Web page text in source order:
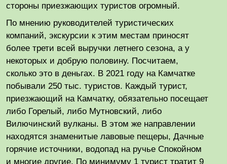
стороны приезжающих туристов огромный.
По мнению руководителей туристических
компаний, экскурсии к этим местам приносят
более трети всей выручки летнего сезона, а у
некоторых и добрую половину. Посчитаем,
сколько это в деньгах. В 2021 году на Камчатке
побывали 250 тыс. туристов. Каждый турист,
приезжающий на Камчатку, обязательно посещает
либо Горелый, либо Мутновский, либо
Вилючинский вулканы. В этом же направлении
находятся знаменитые лавовые пещеры, Дачные
горячие источники, водопад на ручье Спокойном
и многие другие. По минимуму 1 турист тратит 9